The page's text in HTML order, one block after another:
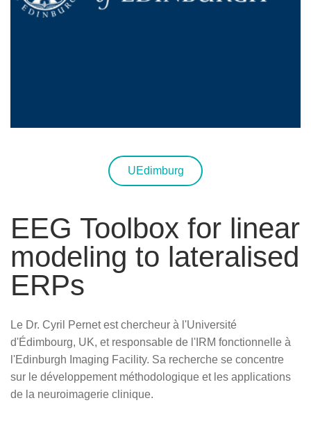
UEdimburg
EEG Toolbox for linear
modeling to lateralised
ERPs
Le Dr. Cyril Pernet est chercheur à l'Université
d'Édimbourg, UK, et responsable de l'IRM fonctionnelle à
l'Edinburgh Imaging Facility. Sa recherche se concentre
sur le développement méthodologique et les applications
de la neuroimagerie clinique.